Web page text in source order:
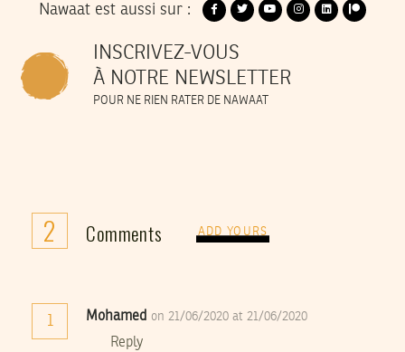
Nawaat est aussi sur :
INSCRIVEZ-VOUS
À NOTRE NEWSLETTER
POUR NE RIEN RATER DE NAWAAT
2 Comments ADD YOURS
1 Mohamed on 21/06/2020 at 21/06/2020
Reply